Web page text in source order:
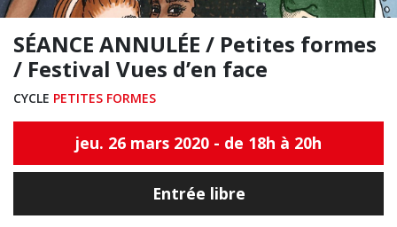
SÉANCE ANNULÉE / Petites formes
/ Festival Vues d’en face
CYCLE PETITES FORMES
jeu. 26 mars 2020 - de 18h à 20h
Entrée libre